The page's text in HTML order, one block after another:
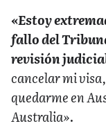
«Estoy
fallo del
revisión
cancelar mi
quedarme en
Australia».